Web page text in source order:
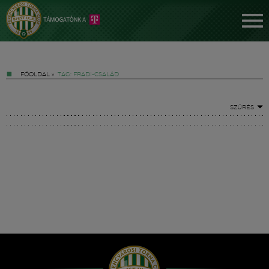
FŐOLDAL » TAG: FRADI-CSALÁD
SZŰRÉS
Hírek